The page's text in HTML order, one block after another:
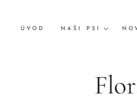
ÚVOD NAŠI PSI